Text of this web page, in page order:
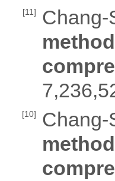
[11]
Chang-
[10]
Chang-